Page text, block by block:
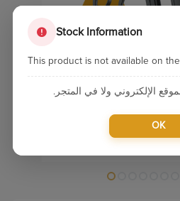
Stock Information
This product is not available on
الإلكتروني ولا في المتجر.
OK